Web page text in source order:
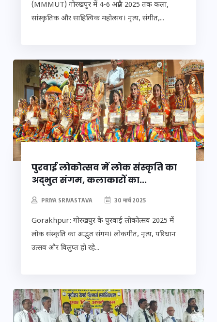
(MMMUT) गोरखपुर में 4-6 अप्रैल 2025 तक कला,
सांस्कृतिक और साहित्यिक महोत्सव। नृत्य, संगीत,...
पुरवाई लोकोत्सव में लोक संस्कृति का
अद्भुत संगम, कलाकारों का...
PRIYA SRIVASTAVA 30 मार्च 2025
Gorakhpur: गोरखपुर के पुरवाई लोकोत्सव 2025 में
लोक संस्कृति का अद्भुत संगम। लोकगीत, नृत्य, परिधान
उत्सव और विलुप्त हो रहे...